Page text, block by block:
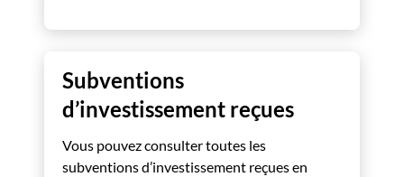
Subventions
d’investissement reçues
Vous pouvez consulter toutes les
subventions d’investissement reçues en